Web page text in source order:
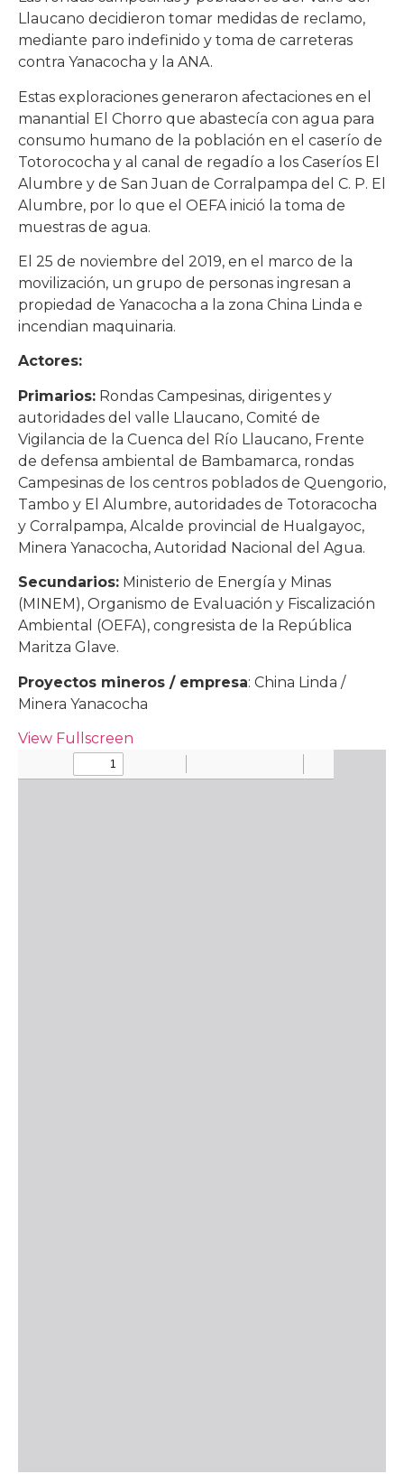
Llaucano decidieron tomar medidas de reclamo,
mediante paro indefinido y toma de carreteras
contra Yanacocha y la ANA.
Estas exploraciones generaron afectaciones en el
manantial El Chorro que abastecía con agua para
consumo humano de la población en el caserío de
Totorococha y al canal de regadío a los Caseríos El
Alumbre y de San Juan de Corralpampa del C. P. El
Alumbre, por lo que el OEFA inició la toma de
muestras de agua.
El 25 de noviembre del 2019, en el marco de la
movilización, un grupo de personas ingresan a
propiedad de Yanacocha a la zona China Linda e
incendian maquinaria.
Actores:
Primarios: Rondas Campesinas, dirigentes y
autoridades del valle Llaucano, Comité de
Vigilancia de la Cuenca del Río Llaucano, Frente
de defensa ambiental de Bambamarca, rondas
Campesinas de los centros poblados de Quengorio,
Tambo y El Alumbre, autoridades de Totoracocha
y Corralpampa, Alcalde provincial de Hualgayoc,
Minera Yanacocha, Autoridad Nacional del Agua.
Secundarios: Ministerio de Energía y Minas
(MINEM), Organismo de Evaluación y Fiscalización
Ambiental (OEFA), congresista de la República
Maritza Glave.
Proyectos mineros / empresa: China Linda /
Minera Yanacocha
View Fullscreen